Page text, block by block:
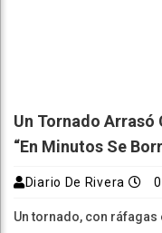
Un Tornado Arrasó
“En Minutos Se
Diario De Rivera
Un tornado, con ráfagas